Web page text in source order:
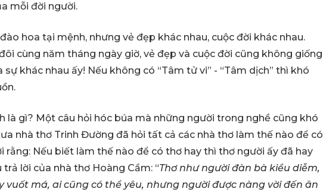
mỗi đời người.
hoa tại mệnh, nhưng vẻ đẹp khác nhau, cuộc đời khác nhau.
cùng năm tháng ngày giờ, vẻ đẹp và cuộc đời cũng không giống
sự khác nhau ấy! Nếu không có “Tâm tử vi” - “Tâm dịch” thì khó
là gì? Một câu hỏi hóc búa mà những người trong nghề cũng khó
nhà thơ Trinh Đường đã hỏi tất cả các nhà thơ làm thế nào để có
rằng: Nếu biết làm thế nào để có thơ hay thì thơ người ấy đã hay
lời của nhà thơ Hoàng Cầm: “Thơ như người đàn bà kiều diễm,
vuốt má, ai cũng có thể yêu, nhưng người được nàng vời đến ân